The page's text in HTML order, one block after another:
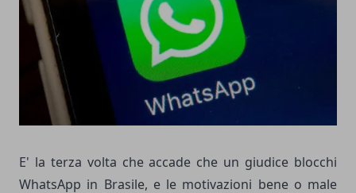
E' la terza volta che accade che un giudice blocchi
WhatsApp in Brasile, e le motivazioni bene o male